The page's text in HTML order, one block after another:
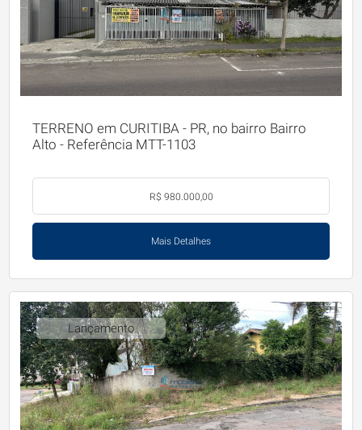
TERRENO em CURITIBA - PR, no bairro Bairro
Alto - Referência MTT-1103
R$ 980.000,00
Mais Detalhes
Lançamento